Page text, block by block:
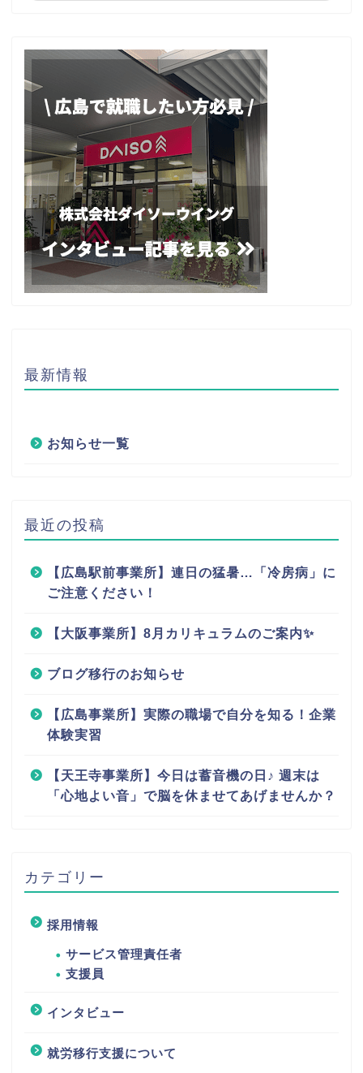
最新情報
お知らせ一覧
最近の投稿
【広島駅前事業所】連日の猛暑…「冷房病」に
ご注意ください！
【大阪事業所】8月カリキュラムのご案内✨
ブログ移行のお知らせ
【広島事業所】実際の職場で自分を知る！企業
体験実習
【天王寺事業所】今日は蓄音機の日♪ 週末は
「心地よい音」で脳を休ませてあげませんか？
カテゴリー
採用情報
サービス管理責任者
支援員
インタビュー
就労移行支援について